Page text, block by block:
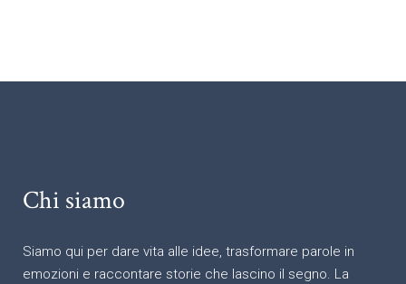
Chi siamo
Siamo qui per dare vita alle idee, trasformare parole in
emozioni e raccontare storie che lascino il segno. La